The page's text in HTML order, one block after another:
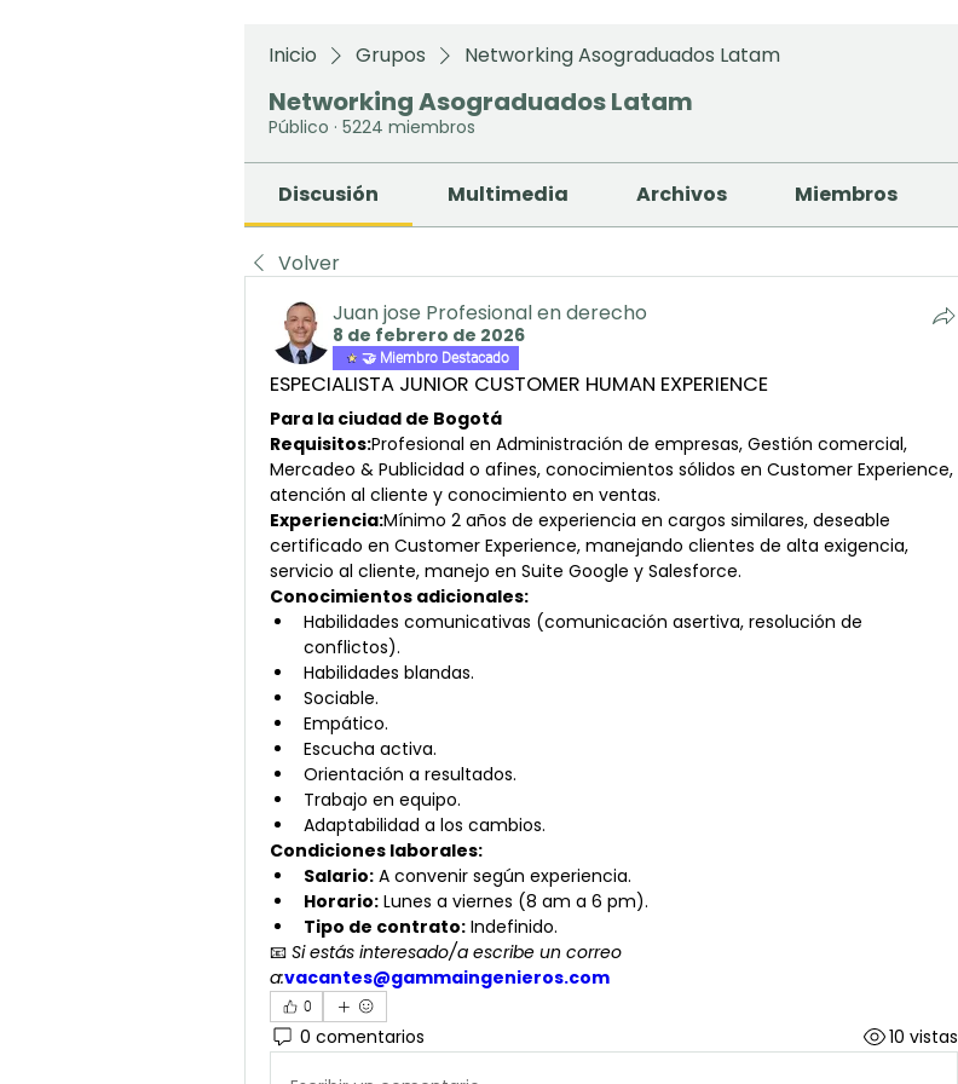
Inicio Grupos Networking Asograduados Latam
Networking Asograduados Latam
Público · 5224 miembros
Discusión Multimedia Archivos Miembros
Volver
Juan jose Profesional en derecho
8 de febrero de 2026
🤝 Miembro Destacado
ESPECIALISTA JUNIOR CUSTOMER HUMAN EXPERIENCE
Para la ciudad de Bogotá
Requisitos:Profesional en Administración de empresas, Gestión comercial,
Mercadeo & Publicidad o afines, conocimientos sólidos en Customer Experience,
atención al cliente y conocimiento en ventas.
Experiencia:Mínimo 2 años de experiencia en cargos similares, deseable
certificado en Customer Experience, manejando clientes de alta exigencia,
servicio al cliente, manejo en Suite Google y Salesforce.
Conocimientos adicionales:
Habilidades comunicativas (comunicación asertiva, resolución de
conflictos).
Habilidades blandas.
Sociable.
Empático.
Escucha activa.
Orientación a resultados.
Trabajo en equipo.
Adaptabilidad a los cambios.
Condiciones laborales:
Salario: A convenir según experiencia.
Horario: Lunes a viernes (8 am a 6 pm).
Tipo de contrato: Indefinido.
📧 Si estás interesado/a escribe un correo
a:vacantes@gammaingenieros.com
0
0 comentarios 10 vistas